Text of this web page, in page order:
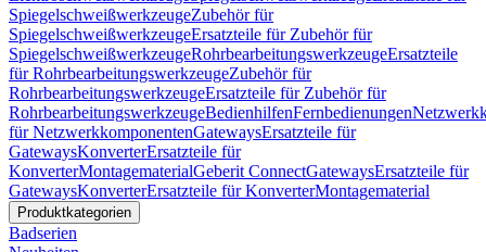
SpiegelschweißwerkzeugeZubehör für
SpiegelschweißwerkzeugeErsatzteile für Zubehör für
SpiegelschweißwerkzeugeRohrbearbeitungswerkzeugeErsatzteile
für RohrbearbeitungswerkzeugeZubehör für
RohrbearbeitungswerkzeugeErsatzteile für Zubehör für
RohrbearbeitungswerkzeugeBedienhilfenFernbedienungen
für NetzwerkkomponentenGatewaysErsatzteile für
GatewaysKonverterErsatzteile für
KonverterMontagematerialGeberit ConnectGatewaysErsatzteile für
GatewaysKonverterErsatzteile für KonverterMontagematerial
Produktkategorien
Badserien